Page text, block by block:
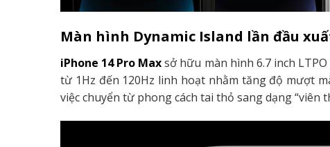
Màn hình Dynamic Island lần đầu
iPhone 14 Pro Maxsở hữu màn hình 6.7 inch
từ 1Hz đến 120Hz linh hoạt nhằm tăng độ mượt
việc chuyển từ phong cách tai thỏ sang dạng “viên